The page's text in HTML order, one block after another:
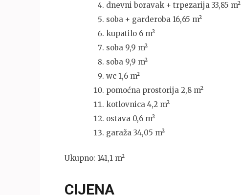
dnevni boravak + trpezarija 33,85 m²
soba + garderoba 16,65 m²
kupatilo 6 m²
soba 9,9 m²
soba 9,9 m²
wc 1,6 m²
pomoćna prostorija 2,8 m²
kotlovnica 4,2 m²
ostava 0,6 m²
garaža 34,05 m²
Ukupno: 141,1 m²
CIJENA